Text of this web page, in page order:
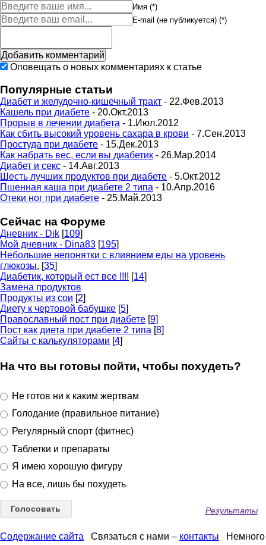
Имя (*)
E-mail (не публикуется) (*)
Оповещать о новых комментариях к статье
Популярные статьи
Диабет и желудочно-кишечный тракт - 22.Фев.2013
Кашель при диабете - 20.Окт.2013
Прорыв в лечении диабета - 1.Июл.2012
Как сбить высокий уровень сахара в крови - 7.Сен.2013
Простуда при диабете - 15.Дек.2013
Как набрать вес, если вы диабетик - 26.Мар.2014
Диабет и секс - 14.Авг.2013
Шесть лучших продуктов при диабете - 5.Окт.2012
Пшенная каша при диабете 2 типа - 10.Апр.2016
Отеки ног при диабете - 25.Май.2013
Сейчас на Форуме
Дневник - Dik [109]
Мой дневник - Dina83 [195]
Небольшие непонятки с влиянием еды на уровень
глюкозы. [35]
Диабетик, который ест все !!!! [14]
Замена продуктов
Продукты из сои [2]
Диету к чертовой бабушке [5]
Православный пост при диабете [9]
Пост как диета при диабете 2 типа [8]
Сайты с калькуляторами [4]
На что вы готовы пойти, чтобы похудеть?
Не готов ни к каким жертвам
Голодание (правильное питание)
Регулярный спорт (фитнес)
Таблетки и препараты
Я имею хорошую фигуру
На все, лишь бы похудеть
Результаты
Содержание сайта Связаться с нами – контакты Немного